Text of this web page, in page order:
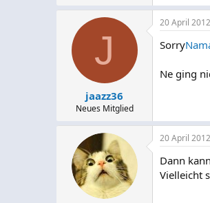
J
jaazz36
Neues Mitglied
20 April 2012
Sorry
Ne ging
20 April 2012
Dann
Vielleicht